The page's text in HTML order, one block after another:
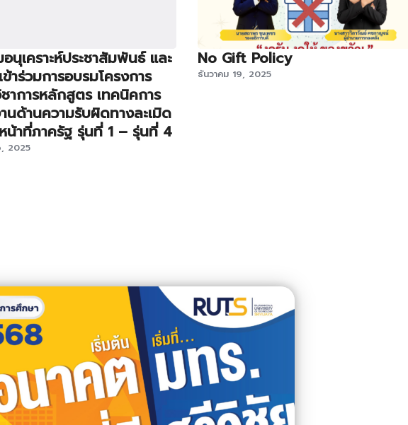
นุเคราะห์ประชาสัมพันธ์ และ
าร่วมการอบรมโครงการ
าการหลักสูตร เทคนิคการ
นด้านความรับผิดทางละเมิด
น้าที่ภาครัฐ รุ่นที่ 1 – รุ่นที่ 4
2025
No Gift Policy
ธันวาคม 19, 2025